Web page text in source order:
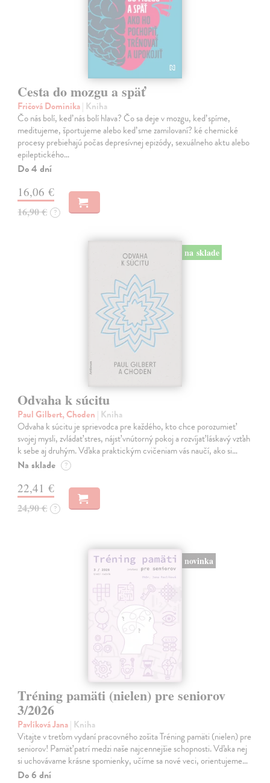
Cesta do mozgu a späť
Fričová Dominika| Kniha
Čo nás bolí, keď nás bolí hlava? Čo sa deje v mozgu, keď spíme,
meditujeme, športujeme alebo keď sme zamilovaní? ké chemické
procesy prebiehajú počas depresívnej epizódy, sexuálneho aktu alebo
epileptického…
Do 4 dní
16,06 €
16,90 € ?
na sklade
Odvaha k súcitu
Paul Gilbert, Choden | Kniha
Odvaha k súcitu je sprievodca pre každého, kto chce porozumieť
svojej mysli, zvládať stres, nájsť vnútorný pokoj a rozvíjať láskavý vzťah
k sebe aj druhým. Vďaka praktickým cvičeniam vás naučí, ako si…
Na sklade ?
22,41 €
24,90 € ?
novinka
Tréning pamäti (nielen) pre seniorov
3/2026
Pavlíková Jana| Kniha
Vitajte v treťom vydaní pracovného zošita Tréning pamäti (nielen) pre
seniorov! Pamäť patrí medzi naše najcennejšie schopnosti. Vďaka nej
si uchovávame krásne spomienky, učíme sa nové veci, orientujeme…
Do 6 dní